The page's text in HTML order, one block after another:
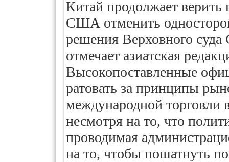
Китай продолжает верить
США отменить
решения Верховного
отмечает азиатская
Высокопоставленные
ратовать за принципы
международной
несмотря на то, что
проводимая
на то, чтобы пошатнуть